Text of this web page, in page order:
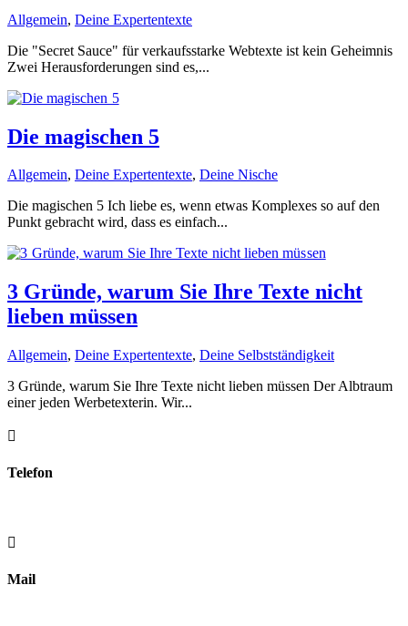
Allgemein, Deine Expertentexte
Die "Secret Sauce" für verkaufsstarke Webtexte ist kein Geheimnis
Zwei Herausforderungen sind es,...
Die magischen 5
Allgemein, Deine Expertentexte, Deine Nische
Die magischen 5 Ich liebe es, wenn etwas Komplexes so auf den
Punkt gebracht wird, dass es einfach...
3 Gründe, warum Sie Ihre Texte nicht
lieben müssen
Allgemein, Deine Expertentexte, Deine Selbstständigkeit
3 Gründe, warum Sie Ihre Texte nicht lieben müssen Der Albtraum
einer jeden Werbetexterin. Wir...

Telefon

Mail